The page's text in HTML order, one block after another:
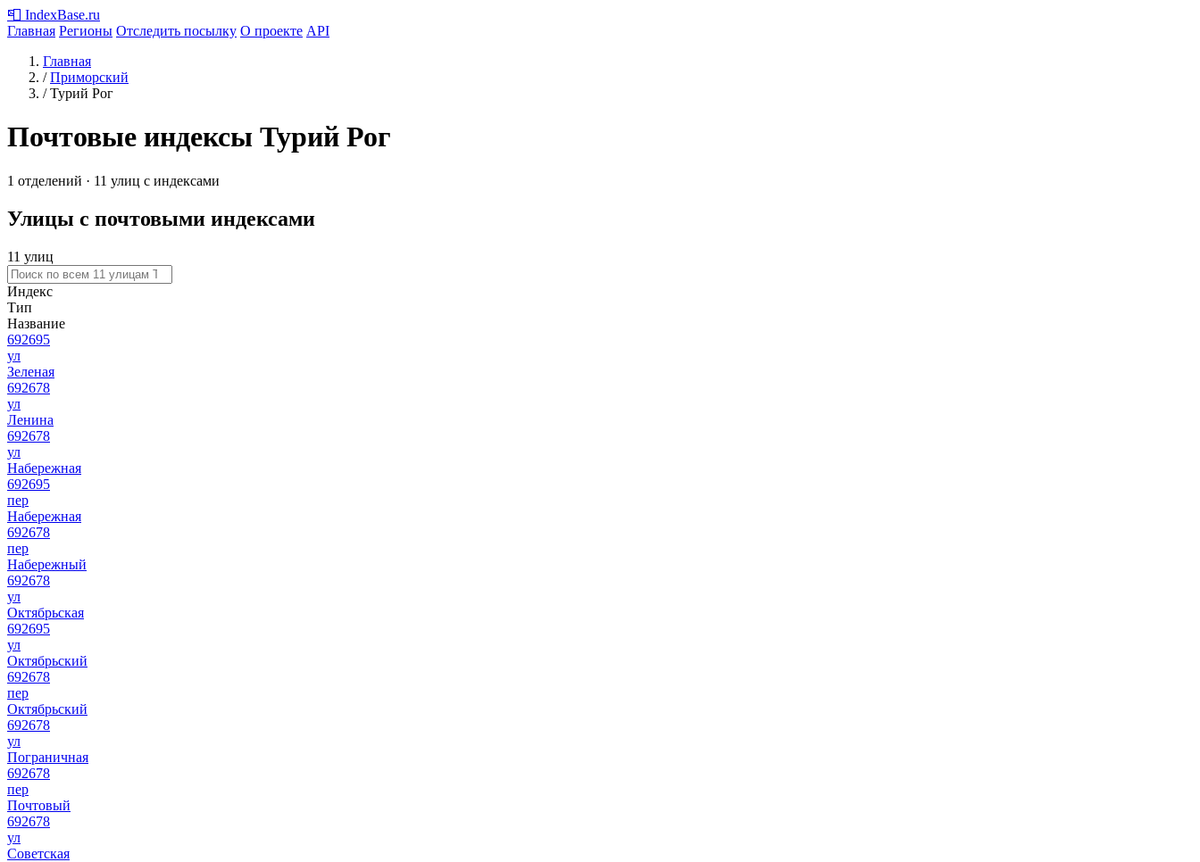
📮 IndexBase.ru
Главная Регионы Отследить посылку О проекте API
Главная
/ Приморский
/ Турий Рог
Почтовые индексы Турий Рог
1 отделений · 11 улиц с индексами
Улицы с почтовыми индексами
11 улиц
Индекс
Тип
Название
692695
ул
Зеленая
692678
ул
Ленина
692678
ул
Набережная
692695
пер
Набережная
692678
пер
Набережный
692678
ул
Октябрьская
692695
ул
Октябрьский
692678
пер
Октябрьский
692678
ул
Пограничная
692678
пер
Почтовый
692678
ул
Советская